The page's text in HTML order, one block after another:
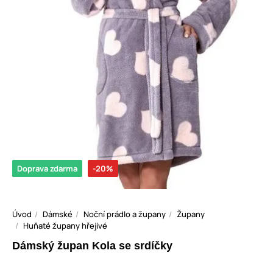
Doprava zdarma -20%
Úvod Dámské Noční prádlo a župany
Župany
Huňaté župany hřejivé
Dámský župan Kola se srdíčky